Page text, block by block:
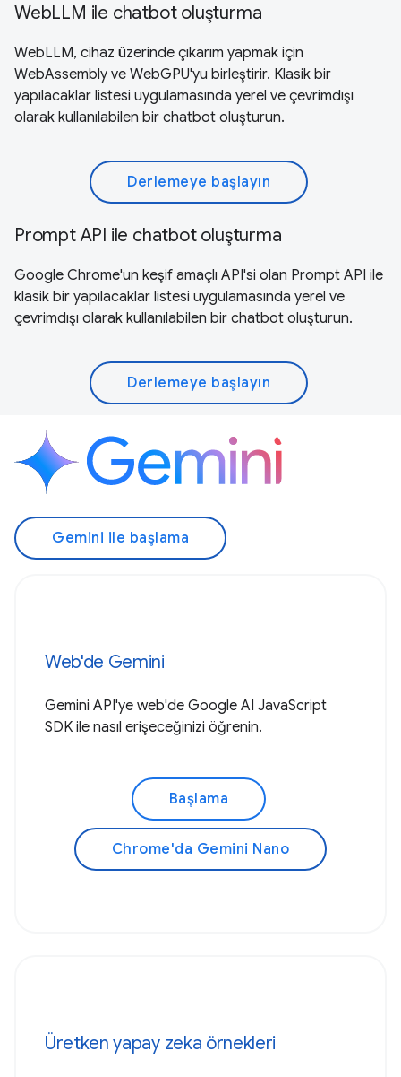
WebLLM ile chatbot oluşturma
WebLLM, cihaz üzerinde çıkarım yapmak için
WebAssembly ve WebGPU'yu birleştirir. Klasik bir
yapılacaklar listesi uygulamasında yerel ve çevrimdışı
olarak kullanılabilen bir chatbot oluşturun.
Derlemeye başlayın
Prompt API ile chatbot oluşturma
Google Chrome'un keşif amaçlı API'si olan Prompt API ile
klasik bir yapılacaklar listesi uygulamasında yerel ve
çevrimdışı olarak kullanılabilen bir chatbot oluşturun.
Derlemeye başlayın
Gemini ile başlama
Web'de Gemini
Gemini API'ye web'de Google AI JavaScript
SDK ile nasıl erişeceğinizi öğrenin.
Başlama
Chrome'da Gemini Nano
Üretken yapay zeka örnekleri